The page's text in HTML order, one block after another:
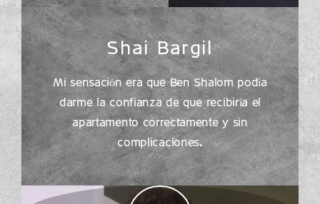
Shai Bargil
Mi sensación era que Ben Shalom podía
darme la confianza de que recibiría el
apartamento correctamente y sin
complicaciones.